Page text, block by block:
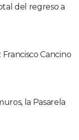
del regreso a
Francisco Cancino
la Pasarela